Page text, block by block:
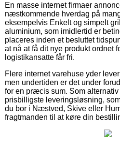
En masse internet firmaer
næstkommende hverdag på
eksempelvis Enkelt og simpelt
aluminium, som imidlertid er
placeres inden et besluttet
at nå at få dit nye produkt ordnet
logistikansatte får fri.
Flere internet varehuse yder
men undertiden er det under
for en præcis sum. Som
prisbilligste leveringsløsning,
du bor i Næstved, Skive eller
fragtmanden til at køre din